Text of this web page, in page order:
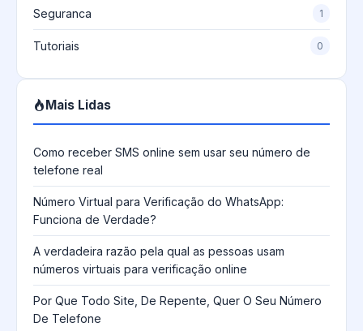
Seguranca 1
Tutoriais 0
Mais Lidas
Como receber SMS online sem usar seu número de
telefone real
Número Virtual para Verificação do WhatsApp:
Funciona de Verdade?
A verdadeira razão pela qual as pessoas usam
números virtuais para verificação online
Por Que Todo Site, De Repente, Quer O Seu Número
De Telefone